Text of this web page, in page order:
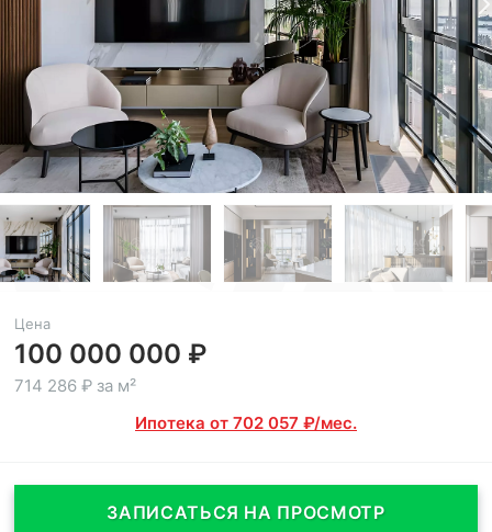
Цена
100 000 000 ₽
714 286 ₽ за м²
Ипотека от 702 057 ₽/мес.
ЗАПИСАТЬСЯ НА ПРОСМОТР